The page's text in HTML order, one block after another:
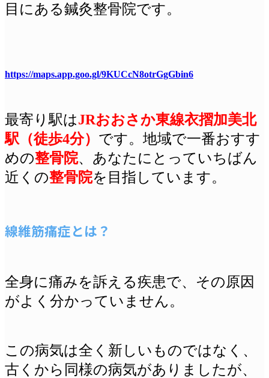
目にある鍼灸整骨院です。
https://maps.app.goo.gl/9KUCcN8otrGgGbin6
最寄り駅はJRおおさか東線衣摺加美北
駅（徒歩4分） です。地域で一番おすす
めの整骨院、あなたにとっていちばん
近くの整骨院を目指しています。
線維筋痛症とは？
全身に痛みを訴える疾患で、その原因
がよく分かっていません。
この病気は全く新しいものではなく、
古くから同様の病気がありましたが、